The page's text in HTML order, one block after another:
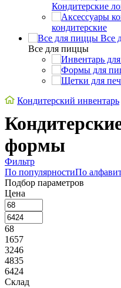
Кондитерские
кондитерские
Все
Все для пиццы
Кондитерский инвентарь
формы
Фильтр
По популярностиПо
Подбор параметров
Цена
68
1657
3246
4835
6424
Склад